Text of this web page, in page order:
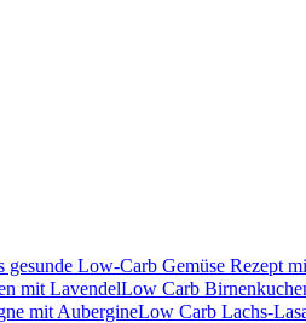
Low Carb
Low Carb Lachs-